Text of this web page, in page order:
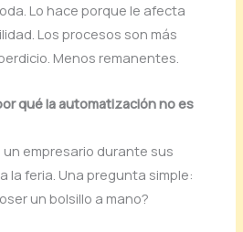
Lo hace porque le afecta
Los procesos son más
Menos remanentes.
qué la automatización no es
empresario durante sus
la feria. Una pregunta simple:
un bolsillo a mano?